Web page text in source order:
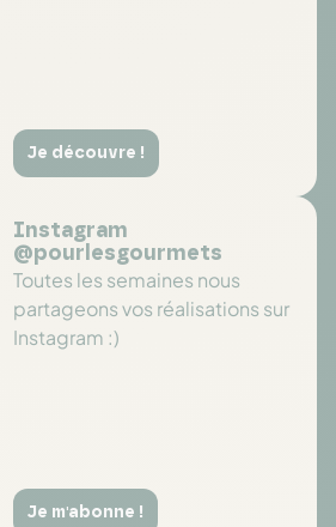
Je découvre !
Instagram
@pourlesgourmets
Toutes les semaines nous
partageons vos réalisations sur
Instagram :)
Je m'abonne !